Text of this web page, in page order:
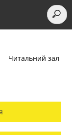
Читальний зал